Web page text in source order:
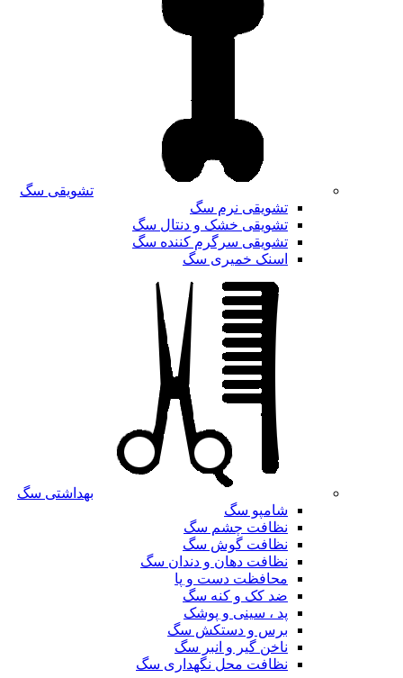
تشویقی سگ
تشویقی نرم سگ
تشویقی خشک و دنتال سگ
تشویقی سرگرم کننده سگ
اسنک خمیری سگ
بهداشتی سگ
شامپو سگ
نظافت چشم سگ
نظافت گوش سگ
نظافت دهان و دندان سگ
محافظت دست و پا
ضد کک و کنه سگ
پد ، سینی و پوشک
برس و دستکش سگ
ناخن گیر و انبر سگ
نظافت محل نگهداری سگ